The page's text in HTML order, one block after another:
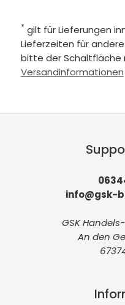
* gilt für Lieferungen
Lieferzeiten für
bitte der Schaltfläche
Versandinformationen
info@gsk-
GSK
An den